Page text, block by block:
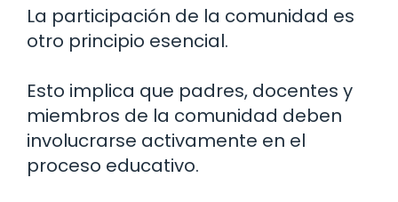
La participación de la comunidad es
otro principio esencial.
Esto implica que padres, docentes y
miembros de la comunidad deben
involucrarse activamente en el
proceso educativo.